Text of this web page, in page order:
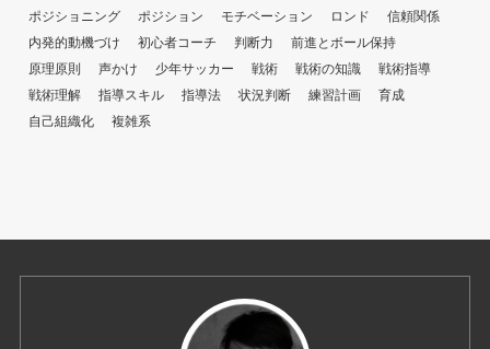
ポジショニング
ポジション モチベーション ロンド
信頼関係
内発的動機づけ
初心者コーチ 判断力
前進とボール保持
原理原則
声かけ 少年サッカー 戦術 戦術の知識
戦術指導
戦術理解
指導スキル 指導法 状況判断 練習計画
育成
自己組織化
複雑系